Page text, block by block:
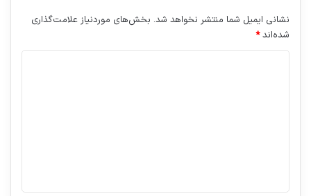
نشانی ایمیل شما منتشر نخواهد شد. بخش‌های موردنیاز علامت‌گذاری
شده‌اند*